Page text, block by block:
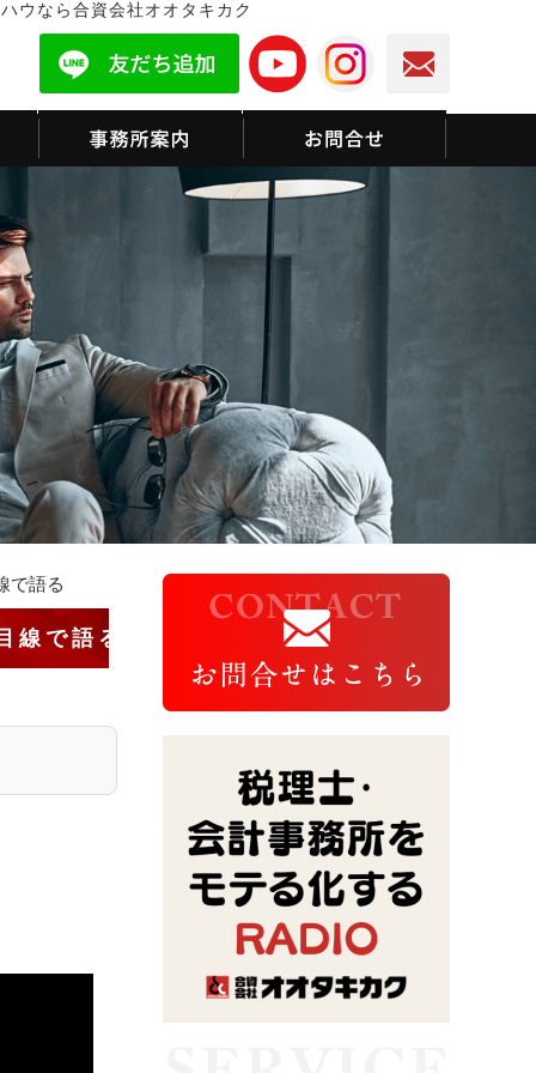
ウなら合資会社オオタキカク
で語る
線で語る